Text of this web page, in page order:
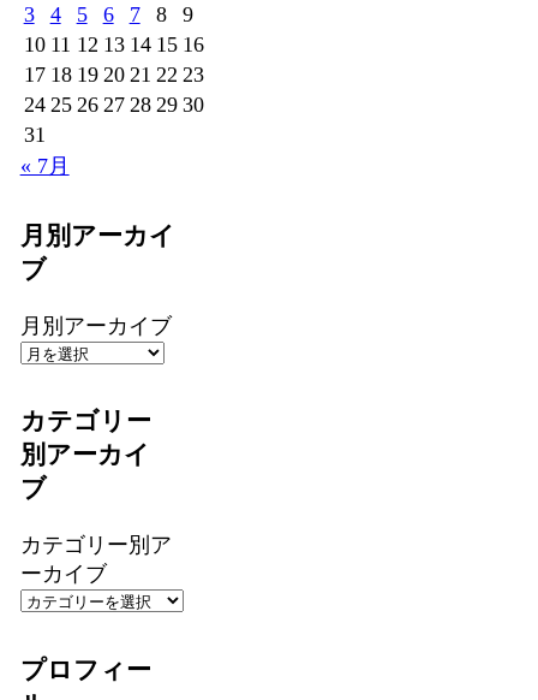
3
4 5 6 7 8
9
10 11 12 13 14 15 16
17 18 19 20 21 22 23
24 25 26 27 28 29 30
31
« 7月
月別アーカイ
ブ
月別アーカイブ
カテゴリー
別アーカイ
ブ
カテゴリー別ア
ーカイブ
プロフィー